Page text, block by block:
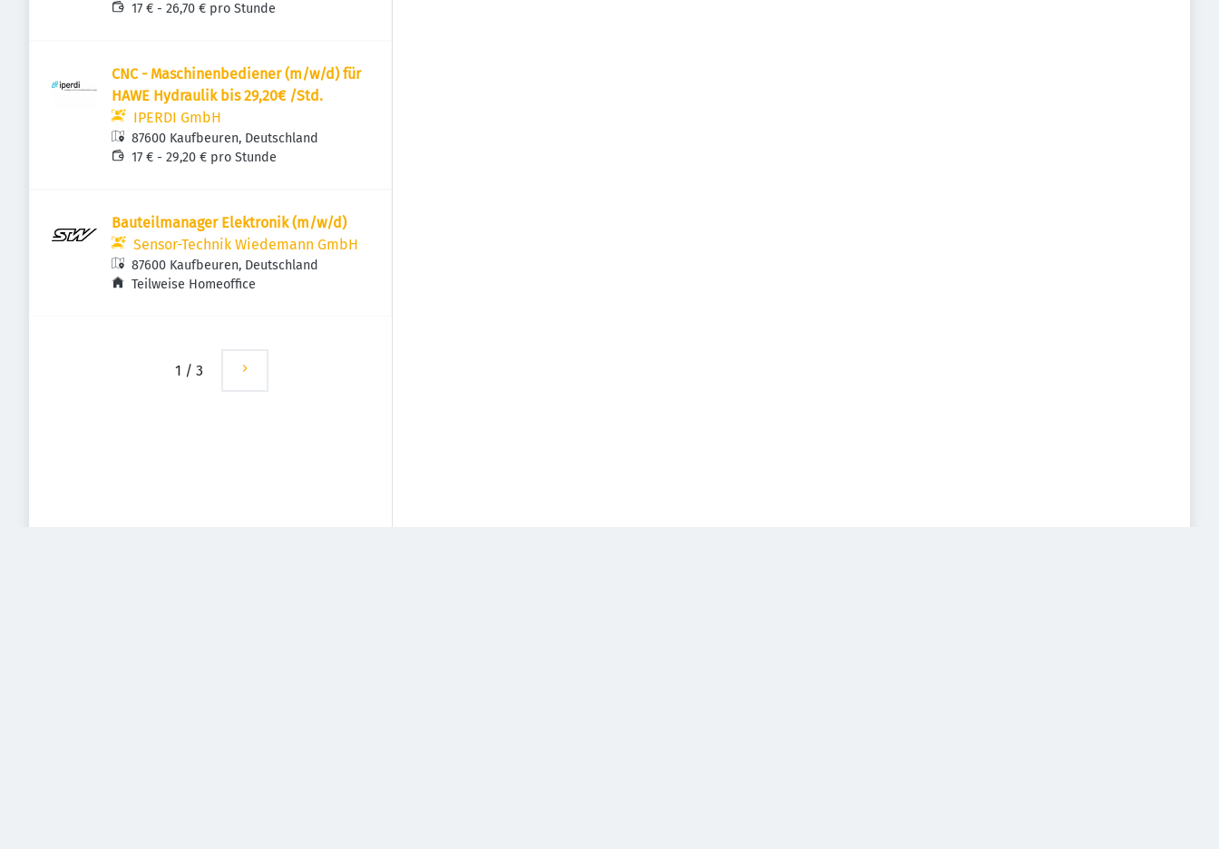
17 € - 26,70 € pro Stunde
CNC - Maschinenbediener (m/w/d) für
HAWE Hydraulik bis 29,20€ /Std.
IPERDI GmbH
87600 Kaufbeuren, Deutschland
17 € - 29,20 € pro Stunde
Bauteilmanager Elektronik (m/w/d)
Sensor-Technik Wiedemann GmbH
87600 Kaufbeuren, Deutschland
Teilweise Homeoffice
1 / 3